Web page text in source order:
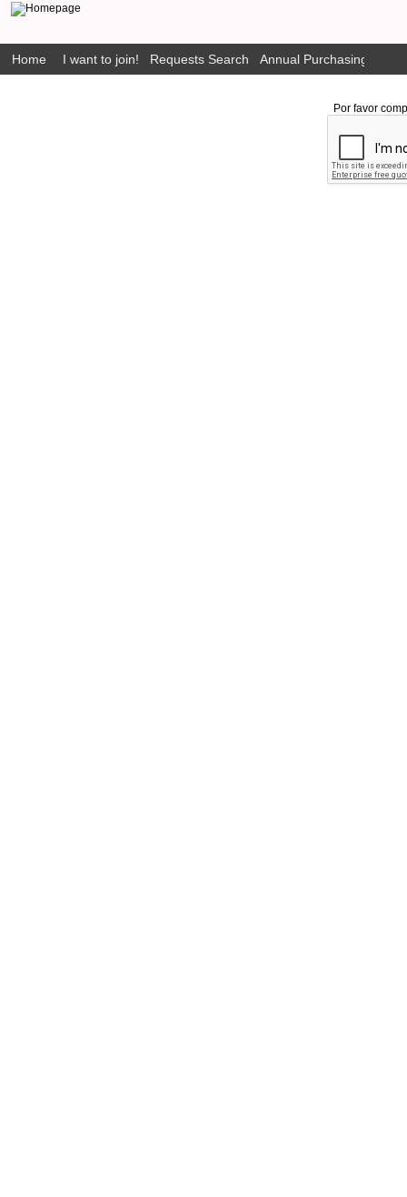
Home I want to join! Requests Search Annual Purchasing Plan
Por favor